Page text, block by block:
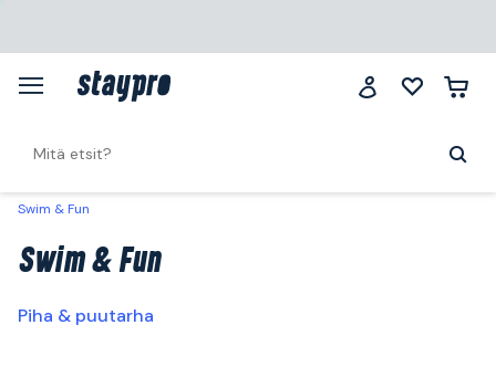
Swim & Fun
Swim & Fun
Piha & puutarha